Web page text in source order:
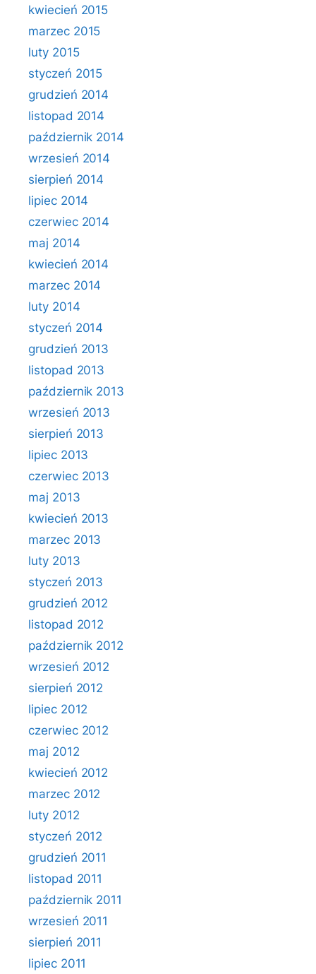
kwiecień 2015
marzec 2015
luty 2015
styczeń 2015
grudzień 2014
listopad 2014
październik 2014
wrzesień 2014
sierpień 2014
lipiec 2014
czerwiec 2014
maj 2014
kwiecień 2014
marzec 2014
luty 2014
styczeń 2014
grudzień 2013
listopad 2013
październik 2013
wrzesień 2013
sierpień 2013
lipiec 2013
czerwiec 2013
maj 2013
kwiecień 2013
marzec 2013
luty 2013
styczeń 2013
grudzień 2012
listopad 2012
październik 2012
wrzesień 2012
sierpień 2012
lipiec 2012
czerwiec 2012
maj 2012
kwiecień 2012
marzec 2012
luty 2012
styczeń 2012
grudzień 2011
listopad 2011
październik 2011
wrzesień 2011
sierpień 2011
lipiec 2011